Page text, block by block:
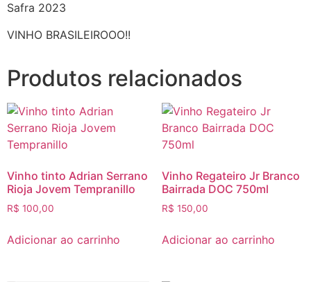
Safra 2023
VINHO BRASILEIROOO!!
Produtos relacionados
Vinho tinto Adrian Serrano
Rioja Jovem Tempranillo
R$ 100,00
Adicionar ao carrinho
Vinho Regateiro Jr Branco
Bairrada DOC 750ml
R$ 150,00
Adicionar ao carrinho